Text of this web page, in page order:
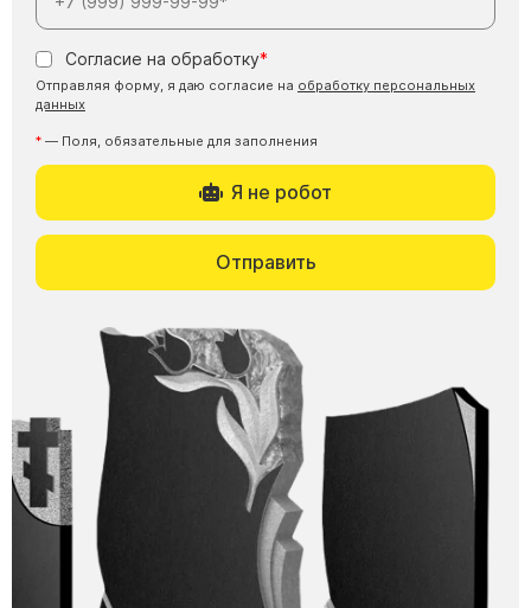
Буквы из латуни
Цоколь из гранита
Ограды из гранита
Ограды из чугуна
Столбы для ограды чугун
Ограды металл
Тротуарная плитка
Подсвечники
Венки
Вазы из гранита
Скульптуры в полный рост
Скульптуры "Ангел" литиевые
Барельефы
Согласие на обработку
Отправляя форму, я даю согласие на обработку персональных
данных
— Поля, обязательные для заполнения
Я не робот
Отправить